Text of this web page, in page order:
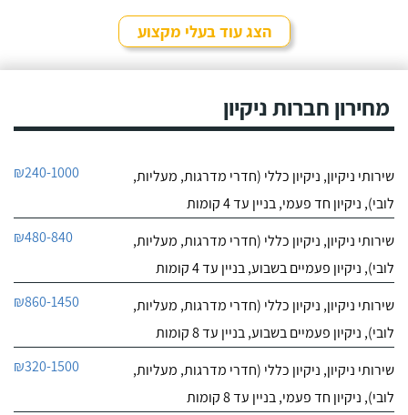
והייתי מאוד מרוצה! בדקתי
אותו בכל פרמטר והואחייג עכשיו
אלוף בניקיון
לפרטי העסק
כמסעדן צברתי היכרות עם
באמת מרוצה מחברת ניקיון
יש לזה על מה להתבסס.
הצג עוד בעלי מקצוע
מחירון חברות ניקיון
שירותי ניקיון, ניקיון כללי (חדרי מדרגות, מעליות,
לובי), ניקיון חד פעמי, בניין עד 4 קומות
₪240-1000
שירותי ניקיון, ניקיון כללי (חדרי מדרגות, מעליות,
לובי), ניקיון פעמיים בשבוע, בניין עד 4 קומות
₪480-840
שירותי ניקיון, ניקיון כללי (חדרי מדרגות, מעליות,
לובי), ניקיון פעמיים בשבוע, בניין עד 8 קומות
₪860-1450
שירותי ניקיון, ניקיון כללי (חדרי מדרגות, מעליות,
לובי), ניקיון חד פעמי, בניין עד 8 קומות
₪320-1500